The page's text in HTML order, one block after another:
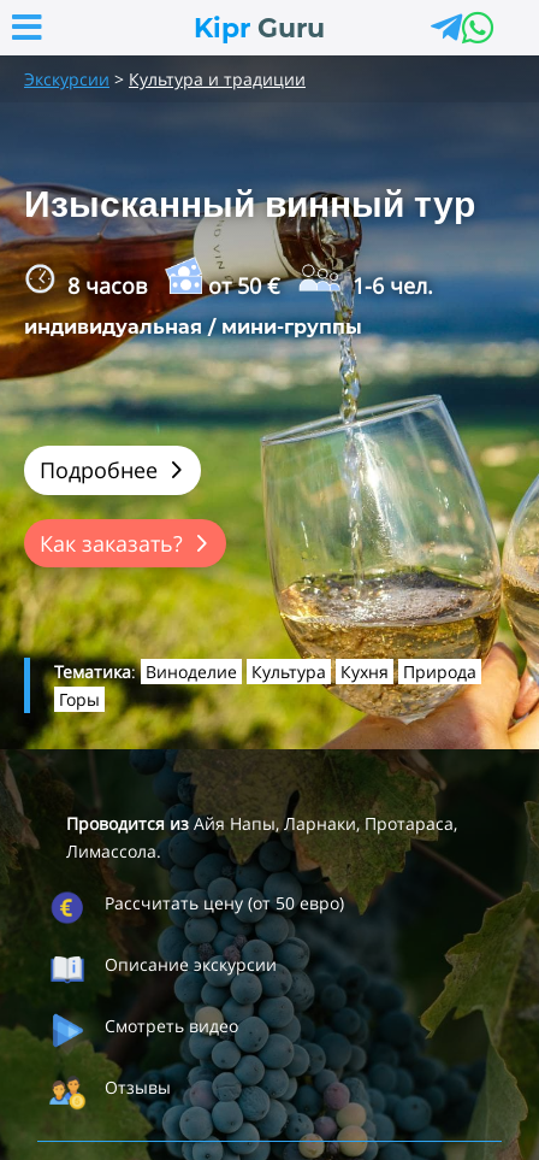
Kipr Guru
 
Экскурсии > Культура и традиции
Изысканный винный тур
8 часов от 50 € 1-6 чел.
индивидуальная / мини-группы
Подробнее
Как заказать?
Тематика: Виноделие Культура Кухня
Природа
Горы
Проводится изАйя Напы, Ларнаки, Протараса,
Лимассола.
Рассчитать цену (от 50 евро)
Описание экскурсии
Смотреть видео
Отзывы